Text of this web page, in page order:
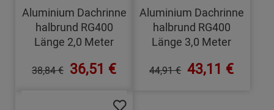
Aluminium Dachrinne
halbrund RG400
Länge 2,0 Meter
38,84 € 36,51 €
Aluminium Dachrinne
halbrund RG400
Länge 3,0 Meter
44,91 € 43,11 €